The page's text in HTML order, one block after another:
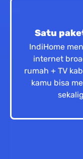
Satu
IndiHome
internet
rumah + TV
kamu bisa